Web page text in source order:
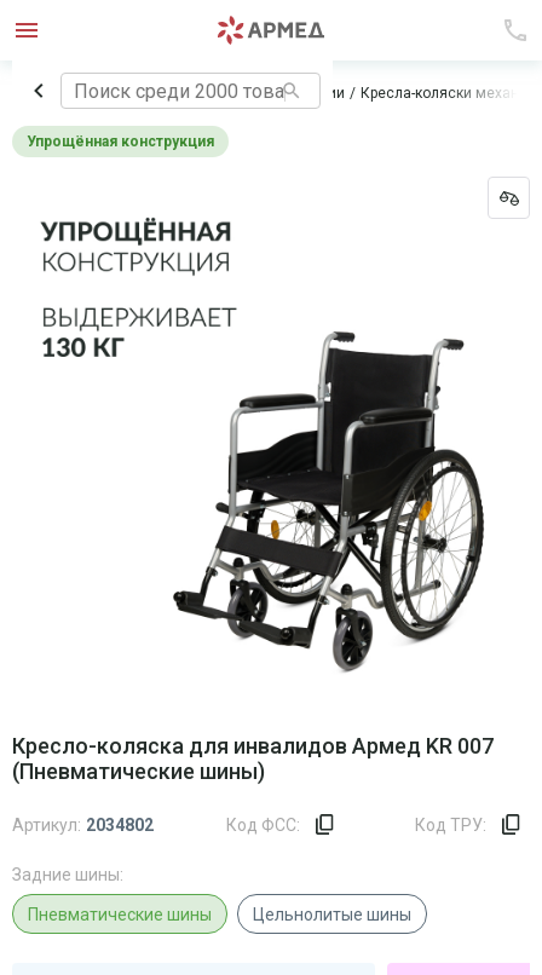
Главная Технические средства реабилитации Кресла-коляски
Упрощённая конструкция
Кресло-коляска для инвалидов Армед KR 007
(Пневматические шины)
Артикул: 2034802 Код ФСС: Код ТРУ:
Задние шины:
Пневматические шины Цельнолитые шины